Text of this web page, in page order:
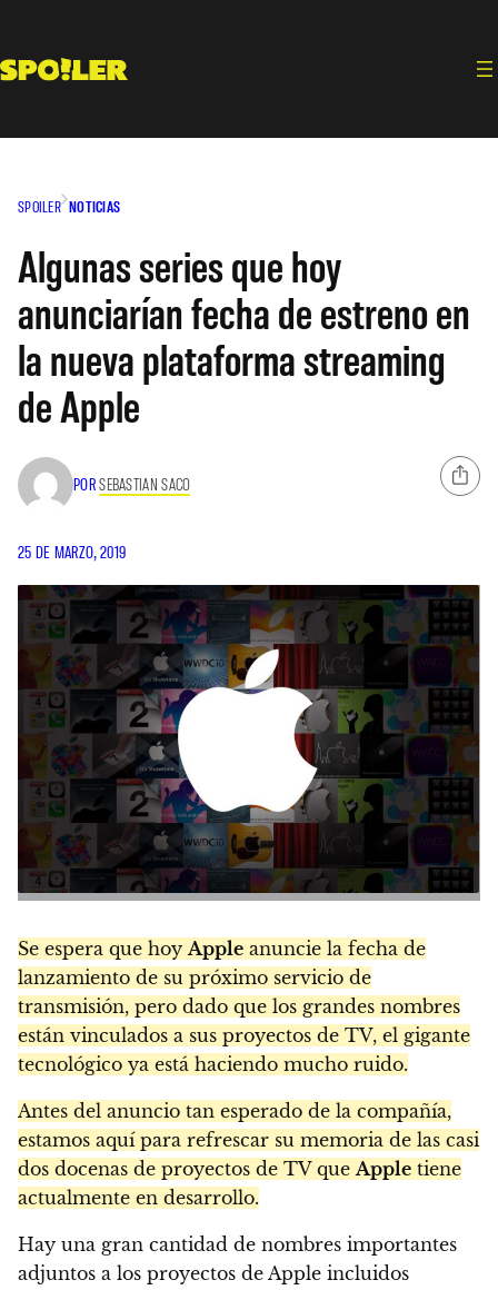
contenido
SPOILER NOTICIAS
Algunas series que hoy
anunciarían fecha de estreno en
la nueva plataforma streaming
de Apple
PORSEBASTIAN SACO
25 DE MARZO, 2019
Se espera que hoyApple anuncie la fecha de
lanzamiento de su próximo servicio de
transmisión, pero dado que los grandes nombres
están vinculados a sus proyectos de TV, el gigante
tecnológico ya está haciendo mucho ruido.
Antes del anuncio tan esperado de la compañía,
estamos aquí para refrescar su memoria de las casi
dos docenas de proyectos de TV queApple tiene
actualmente en desarrollo.
Hay una gran cantidad de nombres importantes
adjuntos a los proyectos de Apple incluidos